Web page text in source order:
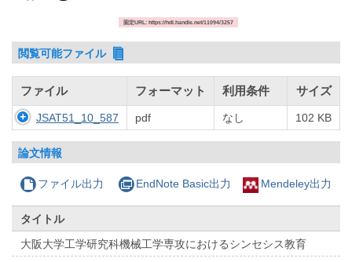
固定URL: https://hdl.handle.net/11094/3257
閲覧可能ファイル
ファイル フォーマット 利用条件 サイズ
JSAT51_10_587 pdf なし 102 KB
論文情報
ファイル出力 EndNote Basic出力 Mendeley出力
タイトル
大阪大学工学研究科機械工学専攻におけるシンセシス教育